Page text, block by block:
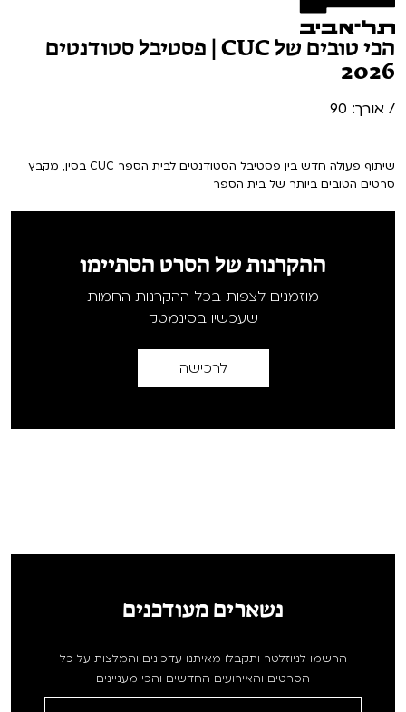
הכי טובים של CUC | פסטיבל סטודנטים
2026
/ אורך: 90
שיתוף פעולה חדש בין פסטיבל הסטודנטים לבית הספר CUC בסין, מקבץ
סרטים הטובים ביותר של בית הספר
ההקרנות של הסרט הסתיימו
מוזמנים לצפות בכל ההקרנות החמות
שעכשיו בסינמטק
לרכישה
נשארים מעודכנים
הרשמו לניוזלטר ותקבלו מאיתנו עדכונים והמלצות על כל
הסרטים והאירועים החדשים והכי מעניינים